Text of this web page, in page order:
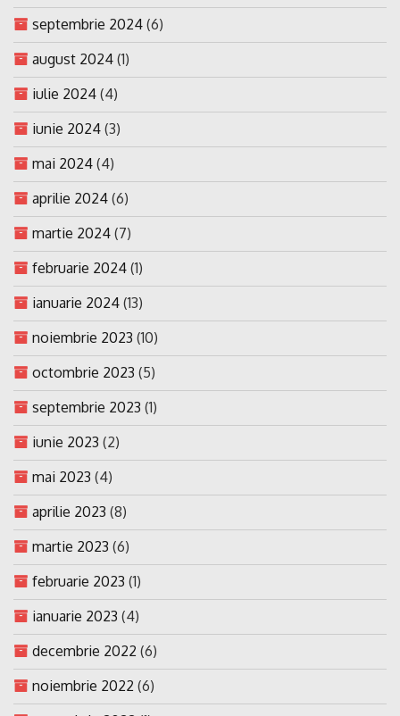
septembrie 2024 (6)
august 2024 (1)
iulie 2024 (4)
iunie 2024 (3)
mai 2024 (4)
aprilie 2024 (6)
martie 2024 (7)
februarie 2024 (1)
ianuarie 2024 (13)
noiembrie 2023 (10)
octombrie 2023 (5)
septembrie 2023 (1)
iunie 2023 (2)
mai 2023 (4)
aprilie 2023 (8)
martie 2023 (6)
februarie 2023 (1)
ianuarie 2023 (4)
decembrie 2022 (6)
noiembrie 2022 (6)